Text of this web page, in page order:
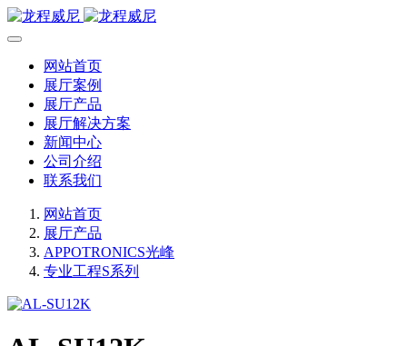
网站首页
展厅案例
展厅产品
展厅解决方案
新闻中心
公司介绍
联系我们
网站首页
展厅产品
APPOTRONICS光峰
专业工程S系列